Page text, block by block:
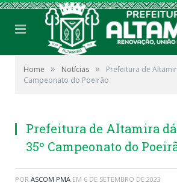
Home » Notícias »
Prefeitura de
Campeonato do Poeirão
Prefeitura de Altamira
35º Campeonato do
POR ASCOM PMA EM 6 DE SETEMBRO DE 2023